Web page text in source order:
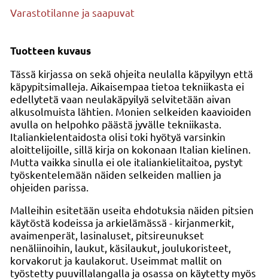
Varastotilanne ja saapuvat
Tuotteen kuvaus
Tässä kirjassa on sekä ohjeita neulalla käpyilyyn että
käpypitsimalleja. Aikaisempaa tietoa tekniikasta ei
edellytetä vaan neulakäpyilyä selvitetään aivan
alkusolmuista lähtien. Monien selkeiden kaavioiden
avulla on helpohko päästä jyvälle tekniikasta.
Italiankielentaidosta olisi toki hyötyä varsinkin
aloittelijoille, sillä kirja on kokonaan Italian kielinen.
Mutta vaikka sinulla ei ole italiankielitaitoa, pystyt
työskentelemään näiden selkeiden mallien ja
ohjeiden parissa.
Malleihin esitetään useita ehdotuksia näiden pitsien
käytöstä kodeissa ja arkielämässä - kirjanmerkit,
avaimenperät, lasinaluset, pitsireunukset
nenäliinoihin, laukut, käsilaukut, joulukoristeet,
korvakorut ja kaulakorut. Useimmat mallit on
työstetty puuvillalangalla ja osassa on käytetty myös